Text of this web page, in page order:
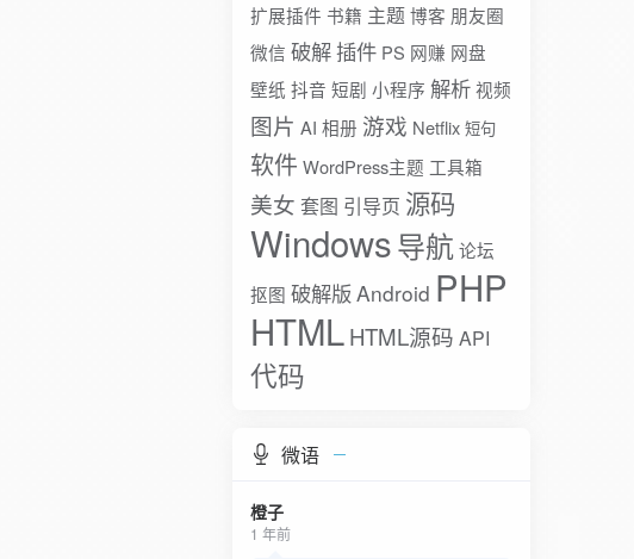
扩展插件 书籍 主题博客 朋友圈
微信 破解插件 PS 网赚 网盘
壁纸 抖音 短剧 小程序 解析视频
图片 AI 相册 游戏 Netflix 短句
软件 WordPress主题 工具箱
美女 套图 引导页 源码
Windows导航论坛
抠图 破解版Android PHP
HTMLHTML源码 API
代码
微语
橙子
1 年前